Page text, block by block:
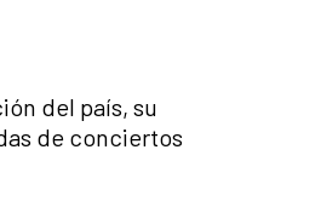
del país, su
de conciertos